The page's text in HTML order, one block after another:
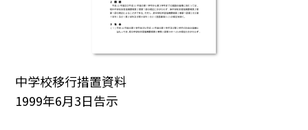
中学校移行措置資料
1999年6月3日告示